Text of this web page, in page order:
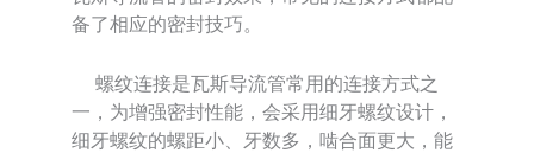
备了相应的密封技巧。
螺纹连接是瓦斯导流管常用的连接方式之
一，为增强密封性能，会采用细牙螺纹设计，
细牙螺纹的螺距小、牙数多，啮合面更大，能